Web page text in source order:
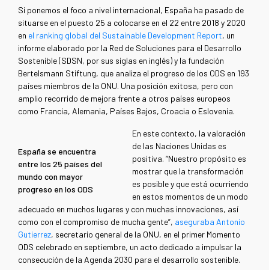
Si ponemos el foco a nivel internacional, España ha pasado de
situarse en el puesto 25 a colocarse en el 22 entre 2018 y 2020
en el ranking global del Sustainable Development Report, un
informe elaborado por la Red de Soluciones para el Desarrollo
Sostenible (SDSN, por sus siglas en inglés) y la fundación
Bertelsmann Stiftung, que analiza el progreso de los ODS en 193
países miembros de la ONU. Una posición exitosa, pero con
amplio recorrido de mejora frente a otros países europeos
como Francia, Alemania, Países Bajos, Croacia o Eslovenia.
España se encuentra
entre los 25 países del
mundo con mayor
progreso en los ODS
En este contexto, la valoración
de las Naciones Unidas es
positiva. “Nuestro propósito es
mostrar que la transformación
es posible y que está ocurriendo
en estos momentos de un modo
adecuado en muchos lugares y con muchas innovaciones, así
como con el compromiso de mucha gente”, aseguraba Antonio
Gutierrez, secretario general de la ONU, en el primer Momento
ODS celebrado en septiembre, un acto dedicado a impulsar la
consecución de la Agenda 2030 para el desarrollo sostenible.